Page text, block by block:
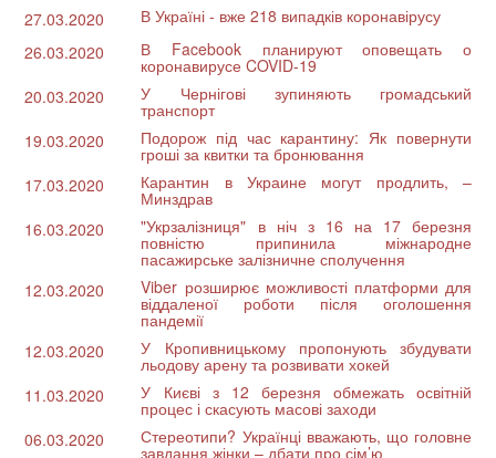
27.03.2020
В Україні - вже 218 випадків коронавірусу
26.03.2020
В Facebook планируют оповещать о
коронавирусе COVID-19
20.03.2020
У Чернігові зупиняють громадський
транспорт
19.03.2020
Подорож під час карантину: Як повернути
гроші за квитки та бронювання
17.03.2020
Карантин в Украине могут продлить, –
Минздрав
16.03.2020
"Укрзалізниця" в ніч з 16 на 17 березня
повністю припинила міжнародне
пасажирське залізничне сполучення
12.03.2020
Viber розширює можливості платформи для
віддаленої роботи після оголошення
пандемії
12.03.2020
У Кропивницькому пропонують збудувати
льодову арену та розвивати хокей
11.03.2020
У Києві з 12 березня обмежать освітній
процес і скасують масові заходи
06.03.2020
Стереотипи? Українці вважають, що головне
завдання жінки – дбати про сім’ю